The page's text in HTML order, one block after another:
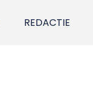
REDACTIE